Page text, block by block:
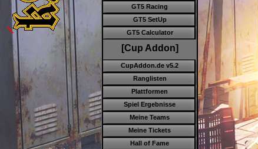
GT5 Racing
GT5 SetUp
GT5 Calculator
[Cup Addon]
CupAddon.de v5.2
Ranglisten
Plattformen
Spiel Ergebnisse
Meine Teams
Meine Tickets
Hall of Fame